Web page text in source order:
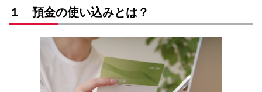
１ 預金の使い込みとは？